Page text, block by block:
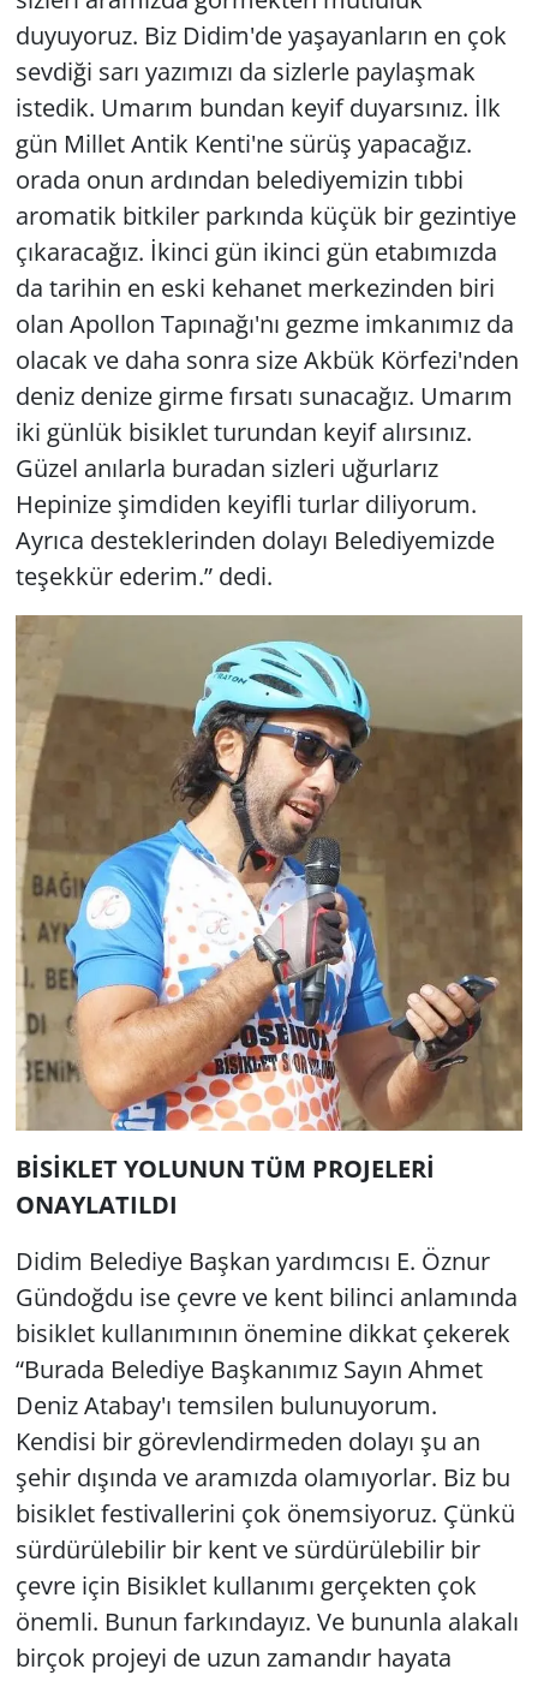
duyuyoruz. Biz Didim'de yaşayanların en çok
sevdiği sarı yazımızı da sizlerle paylaşmak
istedik. Umarım bundan keyif duyarsınız. İlk
gün Millet Antik Kenti'ne sürüş yapacağız.
orada onun ardından belediyemizin tıbbi
aromatik bitkiler parkında küçük bir gezintiye
çıkaracağız. İkinci gün ikinci gün etabımızda
da tarihin en eski kehanet merkezinden biri
olan Apollon Tapınağı'nı gezme imkanımız da
olacak ve daha sonra size Akbük Körfezi'nden
deniz denize girme fırsatı sunacağız. Umarım
iki günlük bisiklet turundan keyif alırsınız.
Güzel anılarla buradan sizleri uğurlarız
Hepinize şimdiden keyifli turlar diliyorum.
Ayrıca desteklerinden dolayı Belediyemizde
teşekkür ederim.” dedi.
BİSİKLET YOLUNUN TÜM PROJELERİ
ONAYLATILDI
Didim Belediye Başkan yardımcısı E. Öznur
Gündoğdu ise çevre ve kent bilinci anlamında
bisiklet kullanımının önemine dikkat çekerek
“Burada Belediye Başkanımız Sayın Ahmet
Deniz Atabay'ı temsilen bulunuyorum.
Kendisi bir görevlendirmeden dolayı şu an
şehir dışında ve aramızda olamıyorlar. Biz bu
bisiklet festivallerini çok önemsiyoruz. Çünkü
sürdürülebilir bir kent ve sürdürülebilir bir
çevre için Bisiklet kullanımı gerçekten çok
önemli. Bunun farkındayız. Ve bununla alakalı
birçok projeyi de uzun zamandır hayata